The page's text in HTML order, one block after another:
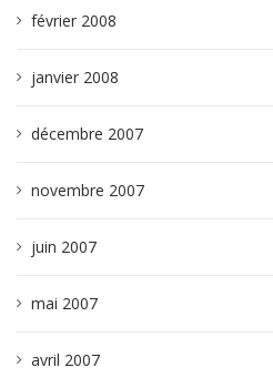
février 2008
janvier 2008
décembre 2007
novembre 2007
juin 2007
mai 2007
avril 2007